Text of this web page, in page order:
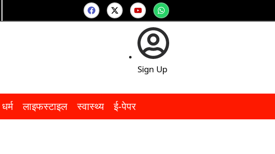
Sign Up
धर्म लाइफस्टाइल स्वास्थ्य ई-पेपर